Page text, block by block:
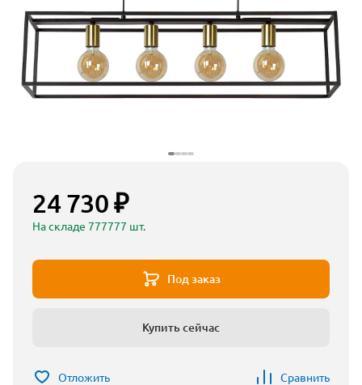
24 730 ₽
На складе 777777 шт.
Под заказ
Купить сейчас
Отложить Сравнить